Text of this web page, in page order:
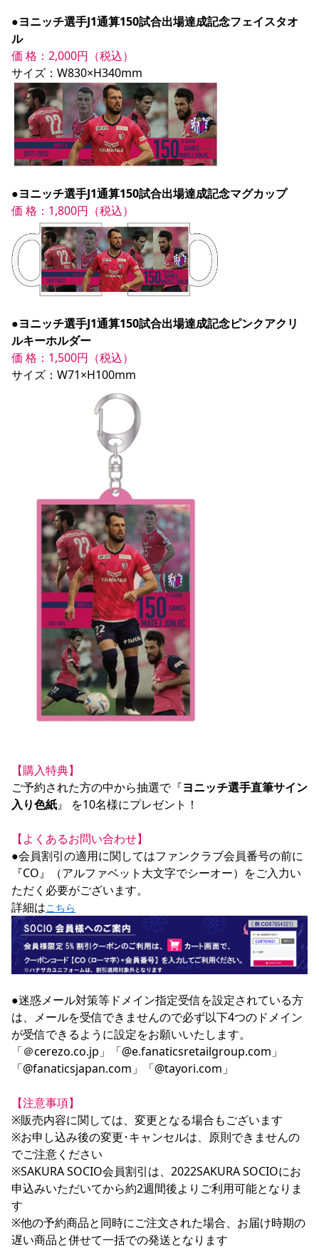
●ヨニッチ選手J1通算150試合出場達成記念フェイスタオ
ル
価 格：2,000円（税込）
●ヨニッチ選手J1通算150試合出場達成記念マグカップ
価 格：1,800円（税込）
●ヨニッチ選手J1通算150試合出場達成記念ピンクアクリ
ルキーホルダー
価 格：1,500円（税込）
【購入特典】
ご予約された方の中から抽選で『ヨニッチ選手直筆サイン
入り色紙』 を10名様にプレゼント！
【よくあるお問い合わせ】
●会員割引の適用に関してはファンクラブ会員番号の前に
『CO』（アルファベット大文字でシーオー）をご入力い
ただく必要がございます。
詳細はこちら
●迷惑メール対策等ドメイン指定受信を設定されている方
は、メールを受信できませんので必ず以下4つのドメイン
が受信できるように設定をお願いいたします。
「＠cerezo.co.jp」「@e.fanaticsretailgroup.com」
「@fanaticsjapan.com」「@tayori.com」
【注意事項】
※販売内容に関しては、変更となる場合もございます
※お申し込み後の変更･キャンセルは、原則できませんの
でご注意ください
※SAKURA SOCIO会員割引は、2022SAKURA SOCIOにお
申込みいただいてから約2週間後よりご利用可能となりま
す
※他の予約商品と同時にご注文された場合、お届け時期の
遅い商品と併せて一括での発送となります